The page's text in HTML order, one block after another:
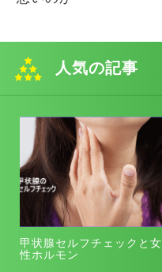
人気の記事
甲状腺セルフチェックと女
性ホルモン